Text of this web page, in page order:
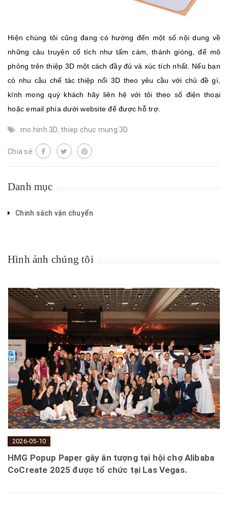
Hiện chúng tôi cũng đang có hướng đến một số nội dung về
những câu truyện cổ tích như tấm cám, thánh gióng, để mô
phỏng trên thiệp 3D một cách đầy đủ và xúc tích nhất. Nếu bạn
có nhu cầu chế tác thiệp nổi 3D theo yêu cầu với chủ đề gì,
kính mong quý khách hãy liên hệ với tôi theo số điện thoại
hoặc email phía dưới website để được hỗ trợ.
mo hinh 3D, thiep chuc mung 3D
Chia sẻ:
Danh mục
Chinh sách vận chuyển
Hình ảnh chúng tôi
2026-05-10
HMG Popup Paper gây ân tượng tại hội chợ Alibaba
CoCreate 2025 được tổ chức tại Las Vegas.